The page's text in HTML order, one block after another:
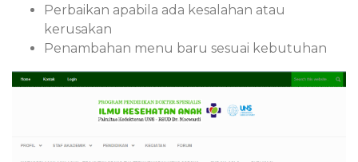
Perbaikan apabila ada kesalahan atau
kerusakan
Penambahan menu baru sesuai kebutuhan